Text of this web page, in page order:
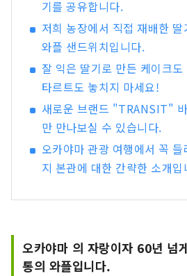
기를 공유합니다.
저희 농장에서 직접 재배한
와플 샌드위치입니다.
잘 익은 딸기로 만든 케이크
타르트도 놓치지 마세요!
새로운 브랜드 "TRANSIT"
만 만나보실 수 있습니다.
오카야마 관광 여행에서 꼭
지 본관에 대한 간략한 소개입
오카야마 의 자랑이자 60년 넘
통의 와플입니다.